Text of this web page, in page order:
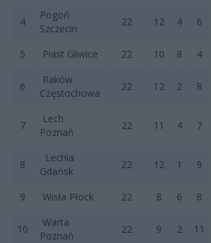
4
Pogoń
Szczecin
22 12 4 6
5 Piast Gliwice 22 10 8 4
6
Raków
Częstochowa
22 12 2 8
7
Lech
Poznań
22 11 4 7
8
Lechia
Gdańsk
22 12 1 9
9 Wisła Płock 22 8 6 8
10
Warta
Poznań
22 9 2 11